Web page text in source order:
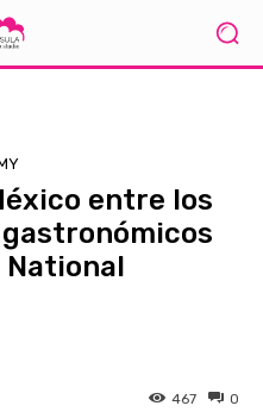
entre los
National
0
467